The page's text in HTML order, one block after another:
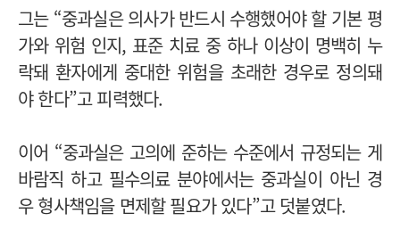
그는 “중과실은 의사가 반드시 수행했어야 할 기본 평
가와 위험 인지, 표준 치료 중 하나 이상이 명백히 누
락돼 환자에게 중대한 위험을 초래한 경우로 정의돼
야 한다”고 피력했다.
이어 “중과실은 고의에 준하는 수준에서 규정되는 게
바람직 하고 필수의료 분야에서는 중과실이 아닌 경
우 형사책임을 면제할 필요가 있다”고 덧붙였다.